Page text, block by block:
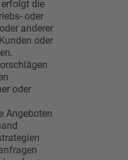
die
oder
anderer
oder
oder
Angeboten